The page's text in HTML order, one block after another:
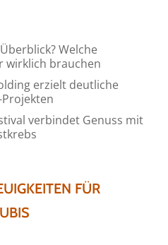
Welche
wirklich brauchen
erzielt deutliche
verbindet Genuss mit
FÜR